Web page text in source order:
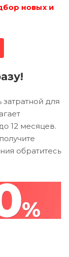
новых и
для
12 месяцев.
обратитесь